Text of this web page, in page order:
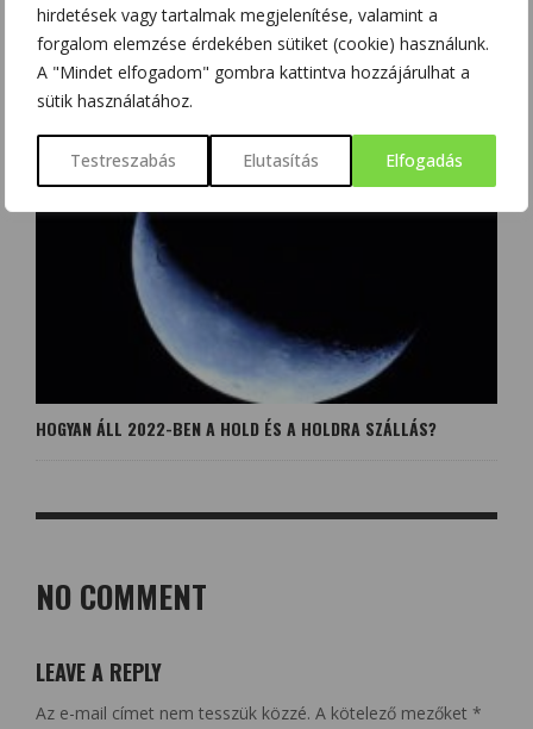
hirdetések vagy tartalmak megjelenítése, valamint a
forgalom elemzése érdekében sütiket (cookie) használunk.
A "Mindet elfogadom" gombra kattintva hozzájárulhat a
sütik használatához.
Testreszabás Elutasítás Elfogadás
EDVARD ENGELBERT NEOVIUS – A FINN NEWTON, AKI
MARSLAKÓKKAL SZERETETT VOLNA BESZÉLGETNI
HOGYAN ÁLL 2022-BEN A HOLD ÉS A HOLDRA SZÁLLÁS?
NO COMMENT
LEAVE A REPLY
Az e-mail címet nem tesszük közzé. A kötelező mezőket *